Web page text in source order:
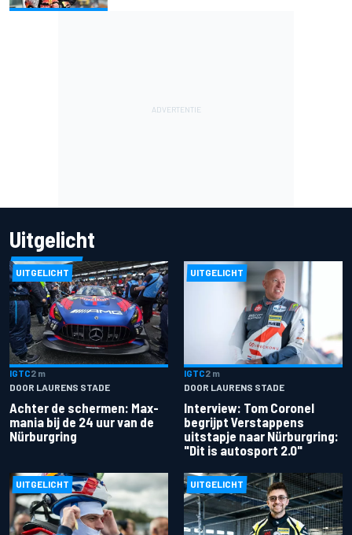
Uitgelicht
UITGELICHT
IGTC2 m
DOOR LAURENS STADE
Achter de schermen: Max-
mania bij de 24 uur van de
Nürburgring
UITGELICHT
IGTC2 m
DOOR LAURENS STADE
Interview: Tom Coronel
begrijpt Verstappens
uitstapje naar Nürburgring:
"Dit is autosport 2.0"
UITGELICHT UITGELICHT